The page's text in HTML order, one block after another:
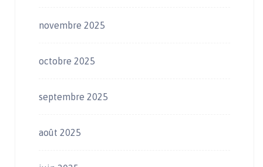
novembre 2025
octobre 2025
septembre 2025
août 2025